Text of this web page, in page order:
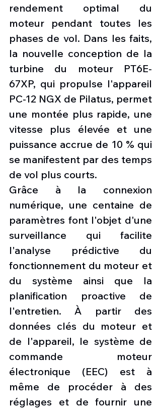
rendement optimal du
moteur pendant toutes les
phases de vol. Dans les faits,
la nouvelle conception de la
turbine du moteur PT6E-
67XP, qui propulse l'appareil
PC-12 NGX de Pilatus, permet
une montée plus rapide, une
vitesse plus élevée et une
puissance accrue de 10 % qui
se manifestent par des temps
de vol plus courts.
Grâce à la connexion
numérique, une centaine de
paramètres font l'objet d'une
surveillance qui facilite
l'analyse prédictive du
fonctionnement du moteur et
du système ainsi que la
planification proactive de
l'entretien. À partir des
données clés du moteur et
de l'appareil, le système de
commande moteur
électronique (EEC) est à
même de procéder à des
réglages et de fournir une